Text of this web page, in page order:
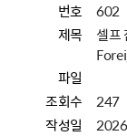
번호
602
제목
셀프
파일
조회수
247
작성일